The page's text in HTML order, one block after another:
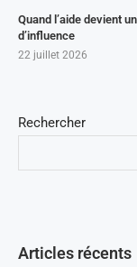
Rechercher
Articles récents
Quand l’aide devient
d’influence
22 juillet 2026